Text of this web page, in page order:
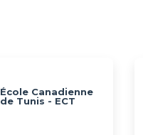
École Canadienne
de Tunis - ECT